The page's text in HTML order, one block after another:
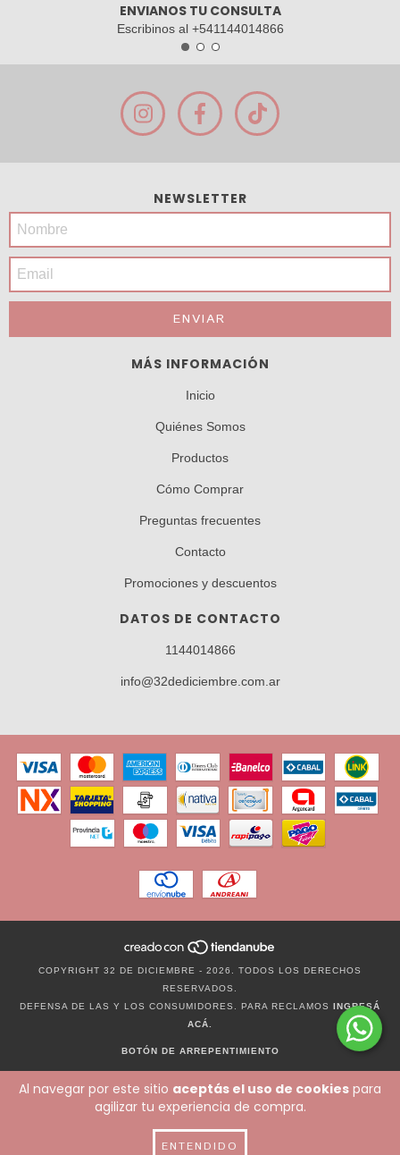
Al navegar por este sitio aceptás el uso de cookies para
agilizar tu experiencia de compra.
ENTENDIDO
ENVIANOS TU CONSULTA
Escribinos al +541144014866
NEWSLETTER
MÁS INFORMACIÓN
Inicio
Quiénes Somos
Productos
Cómo Comprar
Preguntas frecuentes
Contacto
Promociones y descuentos
DATOS DE CONTACTO
1144014866
info@32dediciembre.com.ar
COPYRIGHT 32 DE DICIEMBRE - 2026. TODOS LOS DERECHOS
RESERVADOS.
DEFENSA DE LAS Y LOS CONSUMIDORES. PARA RECLAMOS
INGRESÁ
ACÁ.
BOTÓN DE ARREPENTIMIENTO